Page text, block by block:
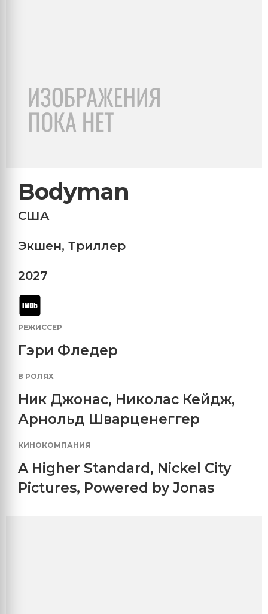
Bodyman
США
Экшен, Триллер
2027
РЕЖИССЕР
Гэри Фледер
В РОЛЯХ
Ник Джонас, Николас Кейдж,
Арнольд Шварценеггер
КИНОКОМПАНИЯ
A Higher Standard, Nickel City
Pictures, Powered by Jonas